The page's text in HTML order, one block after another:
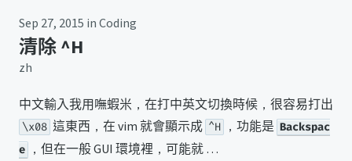
Sep 27, 2015 inCoding
清除 ^H
zh
中文輸入我用嘸蝦米，在打中英文切換時候，很容易打出
\x08 這東西，在 vim 就會顯示成 ^H ，功能是 Backspac
e
，但在一般 GUI 環境裡，可能就 …